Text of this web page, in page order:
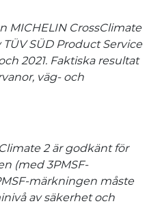
MICHELIN CrossClimate
SÜD Product Service
2021. Faktiska resultat
väg- och
2 är godkänt för
(med 3PMSF-
märkningen måste
av säkerhet och